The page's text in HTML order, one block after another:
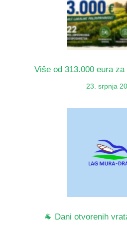
Više od 313.000 eura
23. srpnja
🐐 Dani otvorenih